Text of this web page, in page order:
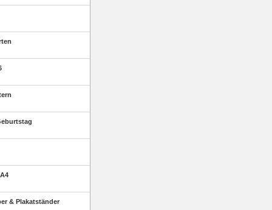
& Plakatständer